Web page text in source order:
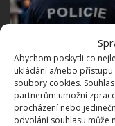
Abychom poskytli co
ukládání a/nebo
soubory cookies.
partnerům umožní
procházení nebo
odvolání souhlasu může
Fotografie:
Odpadky na